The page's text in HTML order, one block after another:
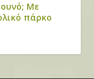
Με
πάρκο